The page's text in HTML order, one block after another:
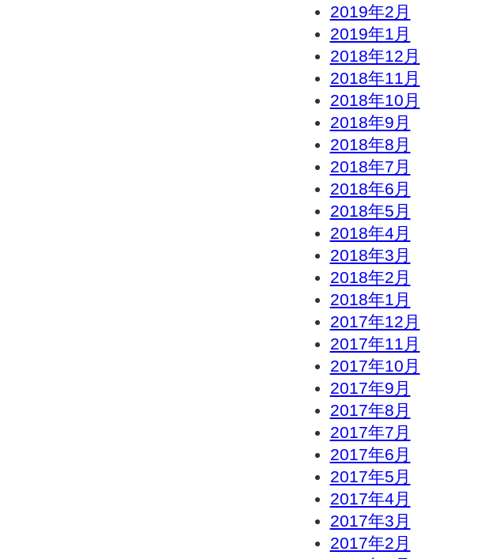
2019年2月
2019年1月
2018年12月
2018年11月
2018年10月
2018年9月
2018年8月
2018年7月
2018年6月
2018年5月
2018年4月
2018年3月
2018年2月
2018年1月
2017年12月
2017年11月
2017年10月
2017年9月
2017年8月
2017年7月
2017年6月
2017年5月
2017年4月
2017年3月
2017年2月